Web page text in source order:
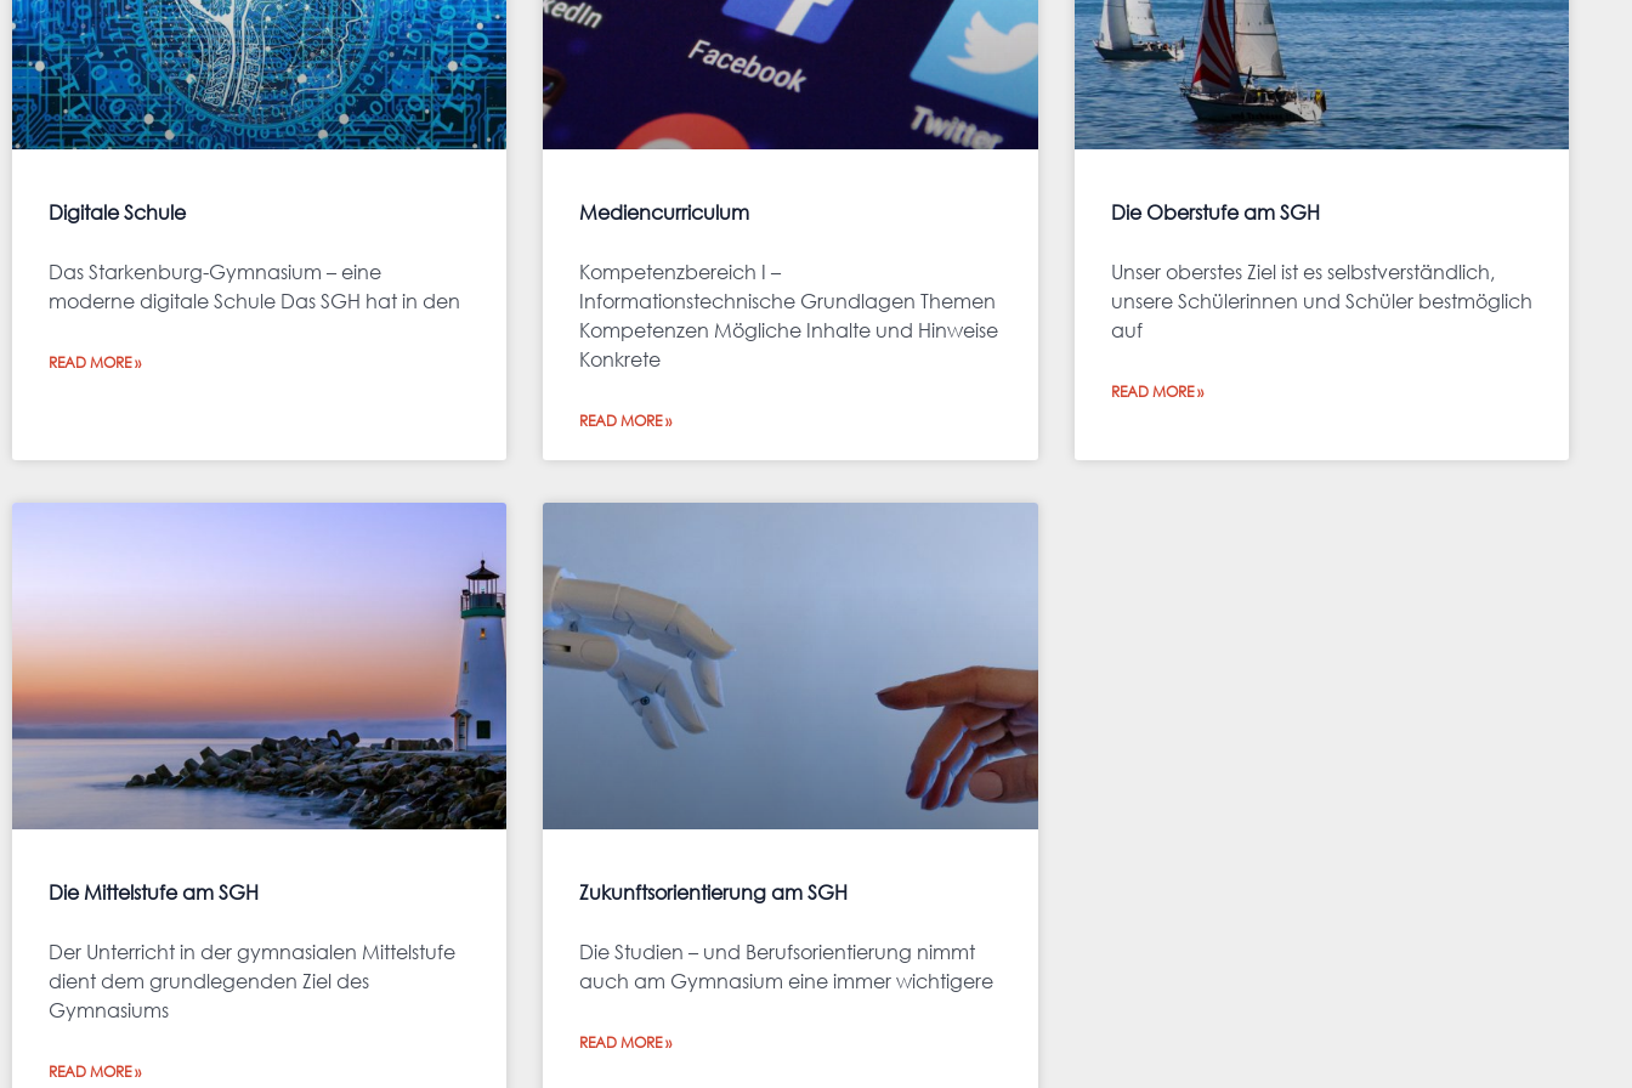
Digitale Schule
Das Starkenburg-Gymnasium – eine
moderne digitale Schule Das SGH hat in den
READ MORE »
Mediencurriculum
Kompetenzbereich I –
Informationstechnische Grundlagen Themen
Kompetenzen Mögliche Inhalte und Hinweise
Konkrete
READ MORE »
Die Oberstufe am SGH
Unser oberstes Ziel ist es selbstverständlich,
unsere Schülerinnen und Schüler bestmöglich
auf
READ MORE »
Die Mittelstufe am SGH
Der Unterricht in der gymnasialen Mittelstufe
dient dem grundlegenden Ziel des
Gymnasiums
READ MORE »
Zukunftsorientierung am SGH
Die Studien – und Berufsorientierung nimmt
auch am Gymnasium eine immer wichtigere
READ MORE »